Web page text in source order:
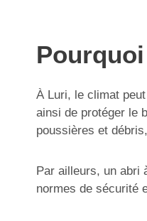
À Luri, le climat
ainsi de protéger le
poussières et
Par ailleurs, un abri
normes de sécurité